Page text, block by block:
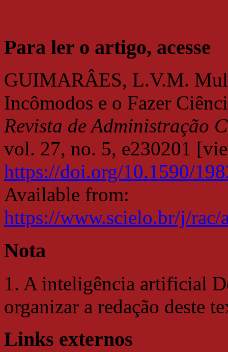
Para ler o artigo, acesse
GUIMARÂES, L.V.M.
Incômodos e o Fazer
Revista de Administração
vol. 27, no. 5, e230201
https://doi.org/10.1590/
Available from:
https://www.scielo.br/j/
Nota
1. A inteligência artificial
organizar a redação deste
Links externos